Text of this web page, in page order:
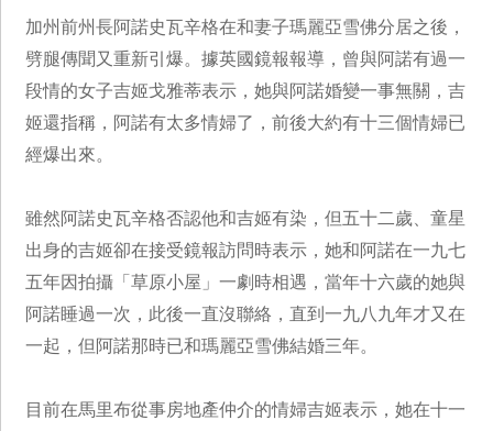
加州前州長阿諾史瓦辛格在和妻子瑪麗亞雪佛分居之後，
劈腿傳聞又重新引爆。據英國鏡報報導，曾與阿諾有過一
段情的女子吉姬戈雅蒂表示，她與阿諾婚變一事無關，吉
姬還指稱，阿諾有太多情婦了，前後大約有十三個情婦已
經爆出來。
雖然阿諾史瓦辛格否認他和吉姬有染，但五十二歲、童星
出身的吉姬卻在接受鏡報訪問時表示，她和阿諾在一九七
五年因拍攝「草原小屋」一劇時相遇，當年十六歲的她與
阿諾睡過一次，此後一直沒聯絡，直到一九八九年才又在
一起，但阿諾那時已和瑪麗亞雪佛結婚三年。
目前在馬里布從事房地產仲介的情婦吉姬表示，她在十一